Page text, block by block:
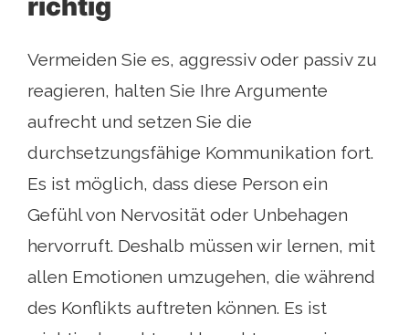
richtig
Vermeiden Sie es, aggressiv oder passiv zu
reagieren, halten Sie Ihre Argumente
aufrecht und setzen Sie die
durchsetzungsfähige Kommunikation fort.
Es ist möglich, dass diese Person ein
Gefühl von Nervosität oder Unbehagen
hervorruft. Deshalb müssen wir lernen, mit
allen Emotionen umzugehen, die während
des Konflikts auftreten können. Es ist